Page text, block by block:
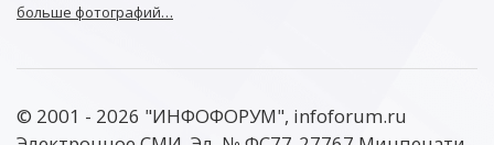
больше фотографий…
© 2001 - 2026 "ИНФОФОРУМ", infoforum.ru